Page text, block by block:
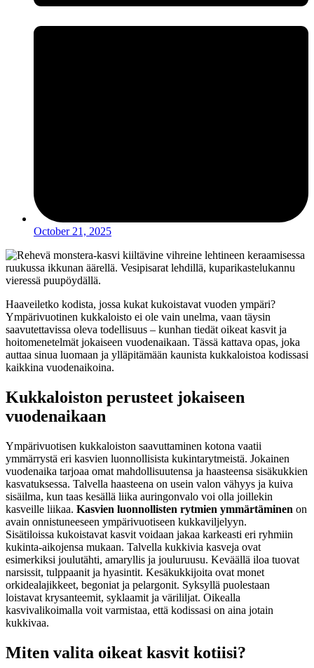
October 21, 2025
Haaveiletko kodista, jossa kukat kukoistavat vuoden ympäri?
Ympärivuotinen kukkaloisto ei ole vain unelma, vaan täysin
saavutettavissa oleva todellisuus – kunhan tiedät oikeat kasvit ja
hoitomenetelmät jokaiseen vuodenaikaan. Tässä kattava opas, joka
auttaa sinua luomaan ja ylläpitämään kaunista kukkaloistoa kodissasi
kaikkina vuodenaikoina.
Kukkaloiston perusteet jokaiseen
vuodenaikaan
Ympärivuotisen kukkaloiston saavuttaminen kotona vaatii
ymmärrystä eri kasvien luonnollisista kukintarytmeistä. Jokainen
vuodenaika tarjoaa omat mahdollisuutensa ja haasteensa sisäkukkien
kasvatuksessa. Talvella haasteena on usein valon vähyys ja kuiva
sisäilma, kun taas kesällä liika auringonvalo voi olla joillekin
kasveille liikaa. Kasvien luonnollisten rytmien ymmärtäminen on
avain onnistuneeseen ympärivuotiseen kukkaviljelyyn.
Sisätiloissa kukoistavat kasvit voidaan jakaa karkeasti eri ryhmiin
kukinta-aikojensa mukaan. Talvella kukkivia kasveja ovat
esimerkiksi joulutähti, amaryllis ja jouluruusu. Keväällä iloa tuovat
narsissit, tulppaanit ja hyasintit. Kesäkukkijoita ovat monet
orkidealajikkeet, begoniat ja pelargonit. Syksyllä puolestaan
loistavat krysanteemit, syklaamit ja värililjat. Oikealla
kasvivalikoimalla voit varmistaa, että kodissasi on aina jotain
kukkivaa.
Miten valita oikeat kasvit kotiisi?